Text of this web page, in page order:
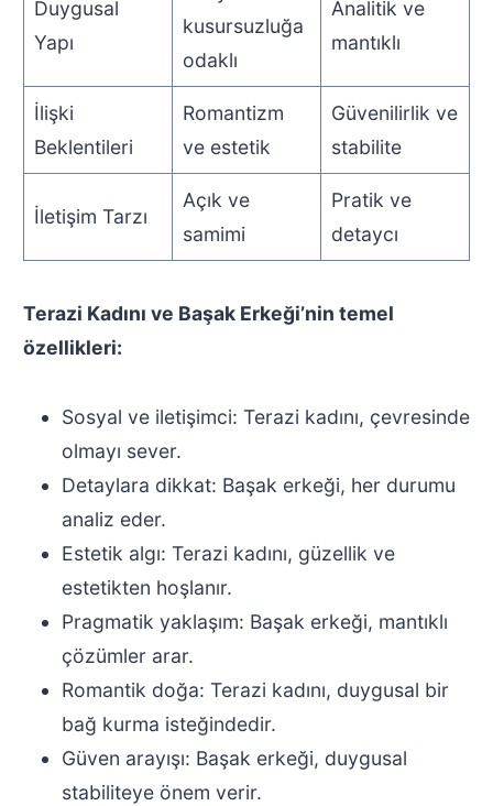
Duygusal
Yapı
kusursuzluğa
odaklı
Analitik ve
mantıklı
İlişki
Beklentileri
Romantizm
ve estetik
Güvenilirlik ve
stabilite
İletişim Tarzı
Açık ve
samimi
Pratik ve
detaycı
Terazi Kadını ve Başak Erkeği’nin temel
özellikleri:
Sosyal ve iletişimci: Terazi kadını, çevresinde
olmayı sever.
Detaylara dikkat: Başak erkeği, her durumu
analiz eder.
Estetik algı: Terazi kadını, güzellik ve
estetikten hoşlanır.
Pragmatik yaklaşım: Başak erkeği, mantıklı
çözümler arar.
Romantik doğa: Terazi kadını, duygusal bir
bağ kurma isteğindedir.
Güven arayışı: Başak erkeği, duygusal
stabiliteye önem verir.